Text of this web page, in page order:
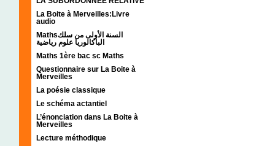
La Boite à Merveilles:Livre
audio
Mathsالسنة الأولى من سلك
الباكالوريا علوم رياضية
Maths 1ère bac sc Maths
Questionnaire sur La Boite à
Merveilles
La poésie classique
Le schéma actantiel
L’énonciation dans La Boite à
Merveilles
Lecture méthodique